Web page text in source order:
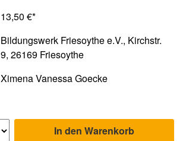
13,50 €*
Bildungswerk Friesoythe e.V., Kirchstr.
9, 26169 Friesoythe
Ximena Vanessa Goecke
In den Warenkorb